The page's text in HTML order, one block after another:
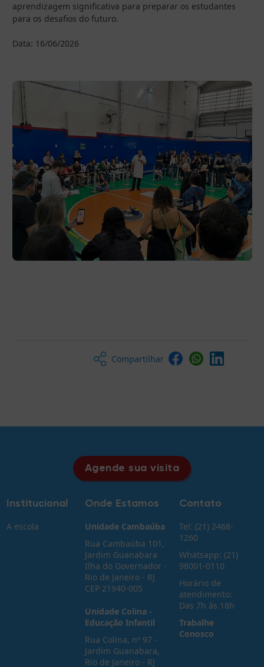
aprendizagem significativa para preparar os estudantes
para os desafios do futuro.
Data: 16/06/2026
Compartilhar
Institucional
A escola
Onde Estamos
Unidade Cambaúba
Rua Cambaúba 101,
Jardim Guanabara
Ilha do Governador -
Rio de Janeiro - RJ
CEP 21940-005
Unidade Colina -
Educação Infantil
Rua Colina, nº 97 -
Jardim Guanabara,
Rio de Janeiro - RJ
Contato
Tel: (21) 2468-
1260
Whatsapp: (21)
98001-0110
Horário de
atendimento:
Das 7h às 18h
Trabalhe
Conosco
Agende sua visita